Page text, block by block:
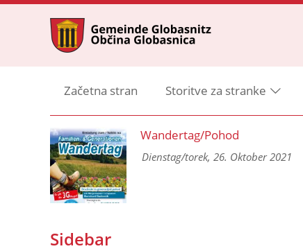
Začetna stran Storitve za stranke
Wandertag/Pohod
Dienstag/torek, 26. Oktober 2021
Sidebar